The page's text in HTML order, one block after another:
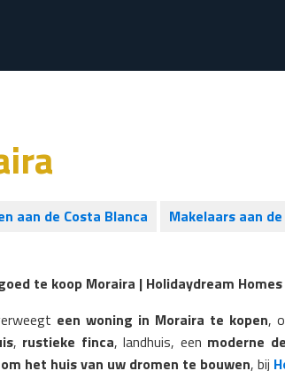
aan de Costa Blanca Makelaars aan
te koop Moraira | Holidaydream
een woning in Moraira te kopen,
, rustieke finca, landhuis, een moderne
het huis van uw dromen te bouwen, bij